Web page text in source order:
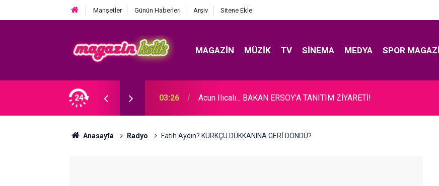
Manşetler Günün Haberleri Arşiv Sitene Ekle
MAGAZIN MÜZIK TV SINEMA MEDYA SPOR
24
BABAYA ZİNA SUÇLAMASI! 03:26 Acun Ilıcalı... BAKAN ERSOY'A TANITIM ZİYARETİ!
Anasayfa Radyo Fatih Aydın? KÜRKÇÜ DÜKKANINA GERİ DÖNDÜ?